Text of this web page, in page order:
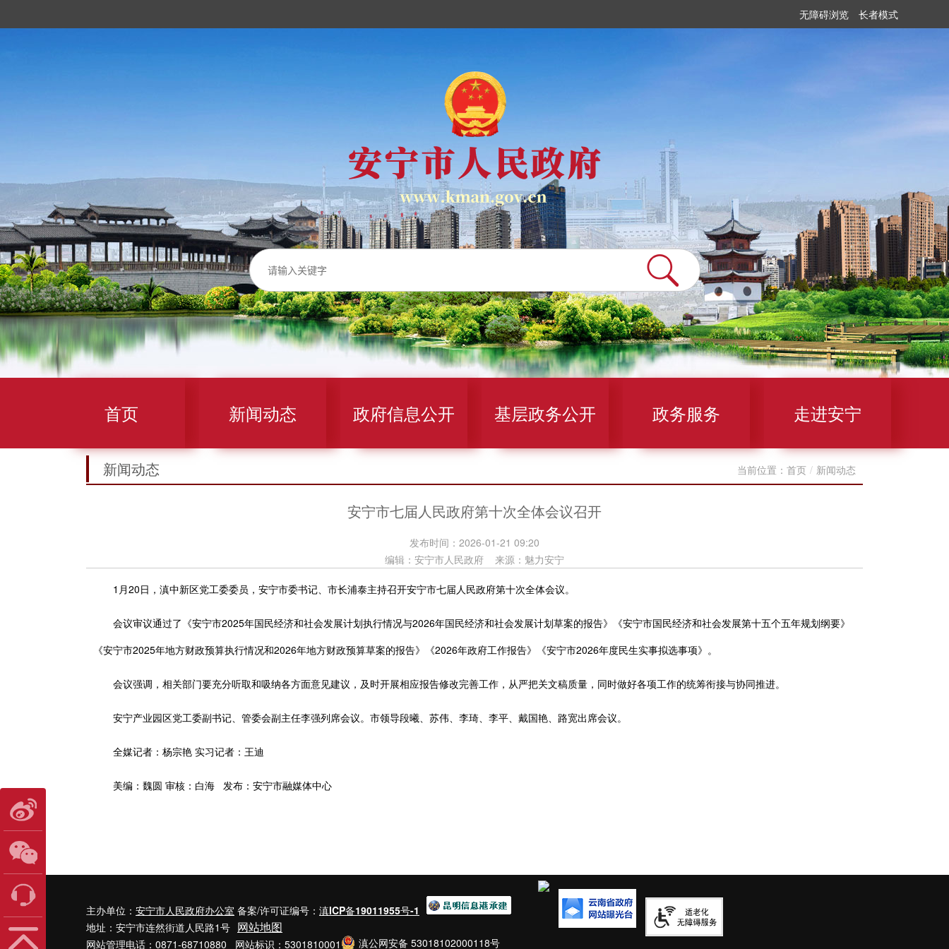
无障碍浏览 长者模式
首页 新闻动态 政府信息公开 基层政务公开 政务服务 走进安宁
新闻动态 当前位置： 首页 / 新闻动态
安宁市七届人民政府第十次全体会议召开
发布时间：2026-01-21 09:20
编辑：安宁市人民政府 来源：魅力安宁
1月20日，滇中新区党工委委员，安宁市委书记、市长浦泰主持召开安宁市七届人民政府第十次全体会议。
会议审议通过了《安宁市2025年国民经济和社会发展计划执行情况与2026年国民经济和社会发展计划草案的报告》《安宁市国民经济和社会发展第十五个五年规划纲要》
《安宁市2025年地方财政预算执行情况和2026年地方财政预算草案的报告》《2026年政府工作报告》《安宁市2026年度民生实事拟选事项》。
会议强调，相关部门要充分听取和吸纳各方面意见建议，及时开展相应报告修改完善工作，从严把关文稿质量，同时做好各项工作的统筹衔接与协同推进。
安宁产业园区党工委副书记、管委会副主任李强列席会议。市领导段曦、苏伟、李琦、李平、戴国艳、路宽出席会议。
全媒记者：杨宗艳 实习记者：王迪
美编：魏圆 审核：白海 发布：安宁市融媒体中心
主办单位： 安宁市人民政府办公室 备案/许可证编号： 滇ICP备19011955号-1
地址：安宁市连然街道人民路1号 网站地图
网站管理电话：0871-68710880 网站标识：5301810001 滇公网安备 53018102000118号